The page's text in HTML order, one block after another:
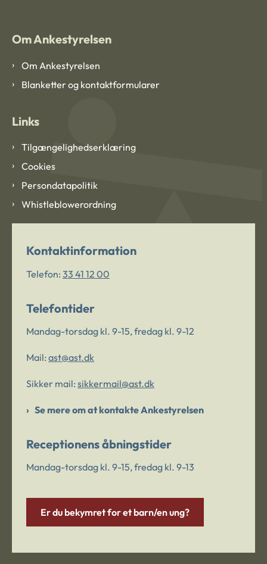
Om Ankestyrelsen
Om Ankestyrelsen
Blanketter og kontaktformularer
Links
Tilgængelighedserklæring
Cookies
Persondatapolitik
Whistleblowerordning
Kontaktinformation
Telefon: 33 41 12 00
Telefontider
Mandag-torsdag kl. 9-15, fredag kl. 9-12
Mail: ast@ast.dk
Sikker mail: sikkermail@ast.dk
Se mere om at kontakte Ankestyrelsen
Receptionens åbningstider
Mandag-torsdag kl. 9-15, fredag kl. 9-13
Er du bekymret for et barn/en ung?